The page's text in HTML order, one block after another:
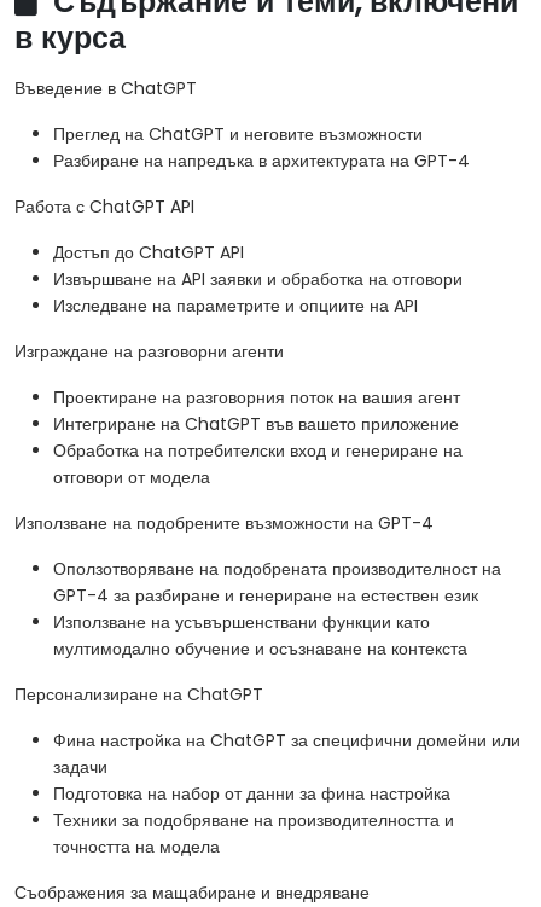
в курса
Въведение в ChatGPT
Преглед на ChatGPT и неговите възможности
Разбиране на напредъка в архитектурата на GPT-4
Работа с ChatGPT API
Достъп до ChatGPT API
Извършване на API заявки и обработка на отговори
Изследване на параметрите и опциите на API
Изграждане на разговорни агенти
Проектиране на разговорния поток на вашия агент
Интегриране на ChatGPT във вашето приложение
Обработка на потребителски вход и генериране на
отговори от модела
Използване на подобрените възможности на GPT-4
Оползотворяване на подобрената производителност на
GPT-4 за разбиране и генериране на естествен език
Използване на усъвършенствани функции като
мултимодално обучение и осъзнаване на контекста
Персонализиране на ChatGPT
Фина настройка на ChatGPT за специфични домейни или
задачи
Подготовка на набор от данни за фина настройка
Техники за подобряване на производителността и
точността на модела
Съображения за мащабиране и внедряване